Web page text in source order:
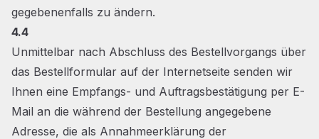
gegebenenfalls zu ändern.
4.4
Unmittelbar nach Abschluss des Bestellvorgangs über
das Bestellformular auf der Internetseite senden wir
Ihnen eine Empfangs- und Auftragsbestätigung per E-
Mail an die während der Bestellung angegebene
Adresse, die als Annahmeerklärung der